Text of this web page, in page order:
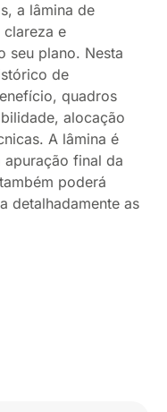
a lâmina de
clareza e
seu plano. Nesta
de
quadros
alocação
A lâmina é
apuração final da
poderá
detalhadamente as